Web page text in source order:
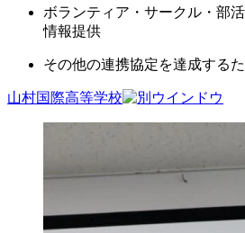
ボランティア・サークル・部
情報提供
その他の連携協定を達成する
山村国際高等学校